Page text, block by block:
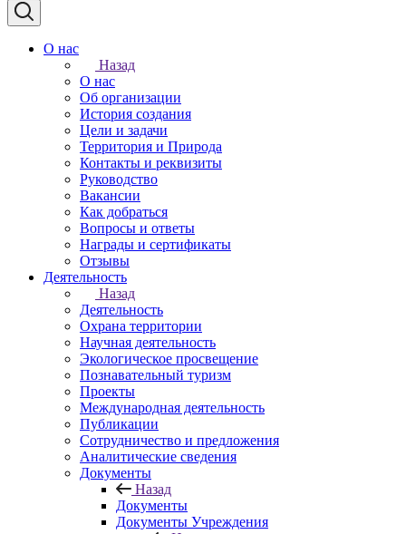
О нас
Назад
О нас
Об организации
История создания
Цели и задачи
Территория и Природа
Контакты и реквизиты
Руководство
Вакансии
Как добраться
Вопросы и ответы
Награды и сертификаты
Отзывы
Деятельность
Назад
Деятельность
Охрана территории
Научная деятельность
Экологическое просвещение
Познавательный туризм
Проекты
Международная деятельность
Публикации
Сотрудничество и предложения
Аналитические сведения
Документы
Назад
Документы
Документы Учреждения